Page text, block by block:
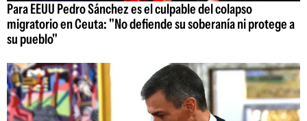
Para EEUU Pedro Sánchez es el culpable del colapso
migratorio en Ceuta: "No defiende su soberanía ni protege a
su pueblo"